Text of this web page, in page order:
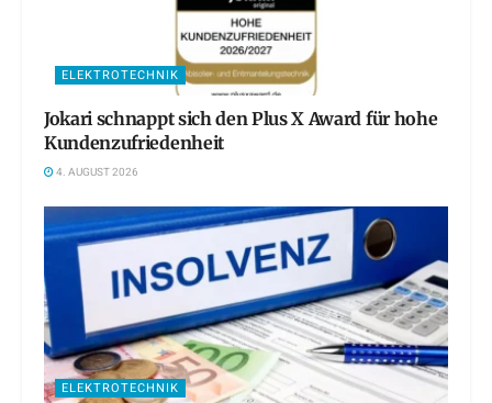
ELEKTROTECHNIK
Jokari schnappt sich den Plus X Award für hohe
Kundenzufriedenheit
4. AUGUST 2026
ELEKTROTECHNIK